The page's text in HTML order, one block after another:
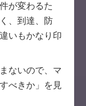
が変わるた
、到達、防
いもかなり印
ないので、マ
べきか」を見